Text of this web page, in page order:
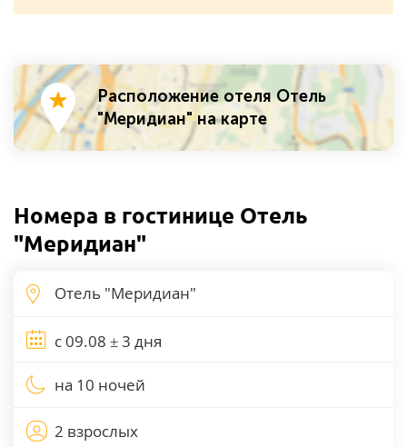
Расположение отеля Отель
"Меридиан" на карте
Номера в гостинице Отель
"Меридиан"
на 10 ночей
2 взрослых